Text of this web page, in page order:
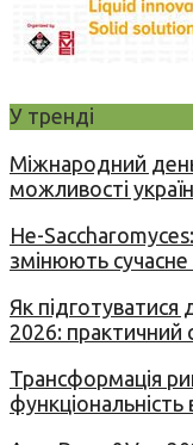
У тренді
Міжнародний
можливості
Не-
змінюють сучасне
Як
2026: практичний
Трансформація